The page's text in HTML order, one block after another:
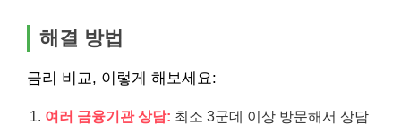
해결 방법
금리 비교, 이렇게 해보세요:
여러 금융기관 상담: 최소 3군데 이상 방문해서 상담